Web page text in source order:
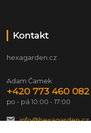
Kontakt
hexagarden.cz
Adam Čamek
+420 773 460 082
po - pá 10:00 - 17:00
info@hexagarden.cz